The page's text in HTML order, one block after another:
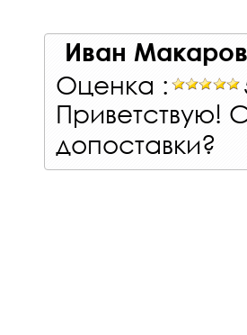
Иван Макаров
Оценка :
Приветствую!
допоставки?